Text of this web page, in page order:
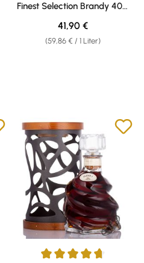
Finest Selection Brandy 40%
vol. 0,70l
(59,86 € / 1 Liter)
Regulärer Preis:
41,90 €